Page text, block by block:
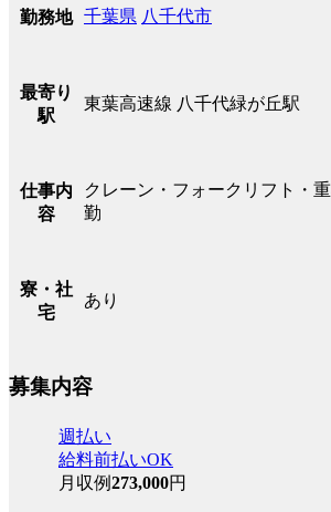
勤務地 千葉県 八千代市
最寄り
駅
東葉高速線 八千代緑が丘駅
仕事内
容
クレーン・フォークリフト・
勤
寮・社
宅
あり
募集内容
週払い
給料前払いOK
月収例273,000円